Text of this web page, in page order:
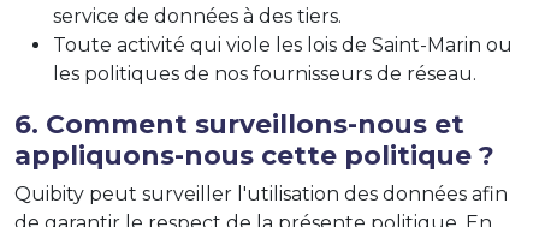
service de données à des tiers.
Toute activité qui viole les lois de Saint-Marin ou
les politiques de nos fournisseurs de réseau.
6. Comment surveillons-nous et
appliquons-nous cette politique ?
Quibity peut surveiller l'utilisation des données afin